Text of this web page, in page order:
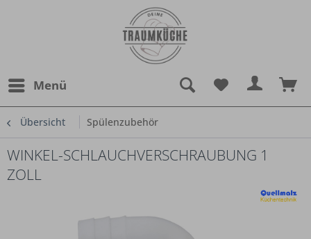
Menü
Übersicht Spülenzubehör
WINKEL-SCHLAUCHVERSCHRAUBUNG 1
ZOLL